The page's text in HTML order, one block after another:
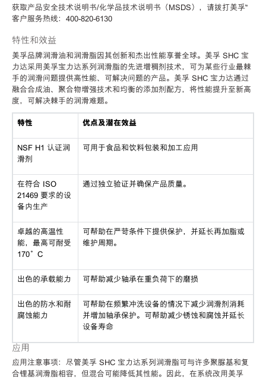
获取产品安全技术说明书/化学品技术说明书（MSDS），请拨打美孚™
客户服务热线：400-820-6130
特性和效益
美孚品牌润滑油和润滑脂因其创新和杰出性能享誉全球。美孚 SHC 宝
力达采用美孚宝力达系列润滑脂的先进增稠剂技术，可为某些行业最棘
手的润滑问题提供高性能、可解决问题的产品。美孚 SHC 宝力达通过
融合合成油、聚合物增强技术和均衡的添加剂配方，将性能提升至新高
度，可解决棘手的润滑难题。
特性 优点及潜在效益
NSF H1 认证润
滑剂
可用于食品和饮料包装和加工应用
在符合 ISO
21469 要求的设
备内生产
通过独立验证并确保产品质量。
卓越的高温性
能，最高可耐受
170°C
可帮助在严苛条件下提供保护，并延长再加脂或
维护周期。
出色的承载能力 可帮助减少轴承在重负荷下的磨损
出色的防水和耐
腐蚀能力
可帮助在频繁冲洗设备的情况下减少润滑剂消耗
并增加轴承保护。可帮助减少锈蚀和腐蚀并延长
设备寿命
应用
应用注意事项：尽管美孚 SHC 宝力达系列润滑脂可与许多聚脲基和复
合锂基润滑脂相容，但混合可能降低其性能。因此，在系统改用美孚